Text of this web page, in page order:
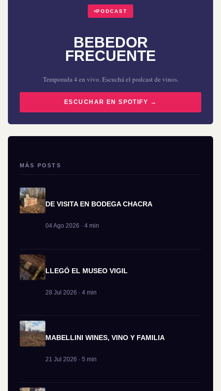
PODCAST
BEBEDOR
FRECUENTE
Temporada 4 en vivo. Escuchá el podcast de vinos.
ESCUCHAR EN SPOTIFY →
MÁS POSTS
DE VISITA EN BODEGA CHACRA
04 Ago 2026 · 4 min
LLEGÓ EL MUSEO VIGIL
28 Jul 2026 · 4 min
MABELLINI WINES, VINO Y FAMILIA
21 Jul 2026 · 5 min